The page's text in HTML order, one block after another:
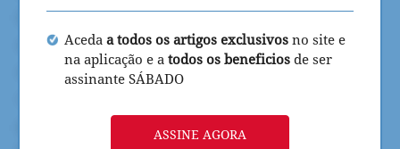
Aceda a todos os artigos exclusivos no site e
na aplicação e a todos os beneficios de ser
assinante SÁBADO
ASSINE AGORA